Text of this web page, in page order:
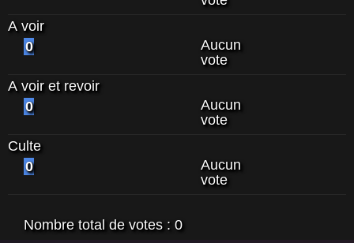
A voir
0
Aucun
vote
A voir et revoir
0
Aucun
vote
Culte
0
Aucun
vote
Nombre total de votes : 0